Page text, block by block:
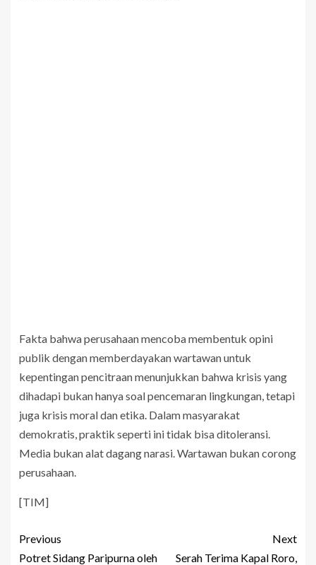
Fakta bahwa perusahaan mencoba membentuk opini
publik dengan memberdayakan wartawan untuk
kepentingan pencitraan menunjukkan bahwa krisis yang
dihadapi bukan hanya soal pencemaran lingkungan, tetapi
juga krisis moral dan etika. Dalam masyarakat
demokratis, praktik seperti ini tidak bisa ditoleransi.
Media bukan alat dagang narasi. Wartawan bukan corong
perusahaan.
[TIM]
Previous
Potret Sidang Paripurna oleh
Next
Serah Terima Kapal Roro,